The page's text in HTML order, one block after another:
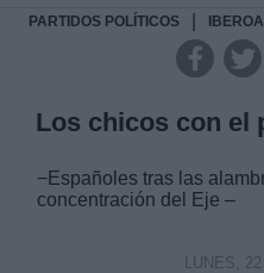
PARTIDOS POLÍTICOS
Los chicos con el
−Españoles tras las
concentración del Eje –
LUNES,
Legitimación: